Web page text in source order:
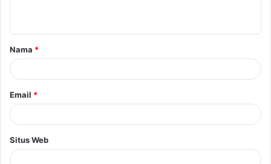
a
r
Nama *
Email *
Situs Web